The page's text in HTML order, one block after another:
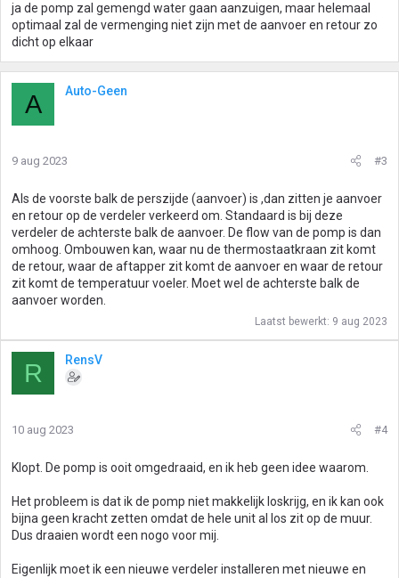
ja de pomp zal gemengd water gaan aanzuigen, maar helemaal
optimaal zal de vermenging niet zijn met de aanvoer en retour zo
dicht op elkaar
A Auto-Geen
9 aug 2023 #3
Als de voorste balk de perszijde (aanvoer) is ,dan zitten je aanvoer
en retour op de verdeler verkeerd om. Standaard is bij deze
verdeler de achterste balk de aanvoer. De flow van de pomp is dan
omhoog. Ombouwen kan, waar nu de thermostaatkraan zit komt
de retour, waar de aftapper zit komt de aanvoer en waar de retour
zit komt de temperatuur voeler. Moet wel de achterste balk de
aanvoer worden.
Laatst bewerkt: 9 aug 2023
R RensV
10 aug 2023 #4
Klopt. De pomp is ooit omgedraaid, en ik heb geen idee waarom.
Het probleem is dat ik de pomp niet makkelijk loskrijg, en ik kan ook
bijna geen kracht zetten omdat de hele unit al los zit op de muur.
Dus draaien wordt een nogo voor mij.
Eigenlijk moet ik een nieuwe verdeler installeren met nieuwe en